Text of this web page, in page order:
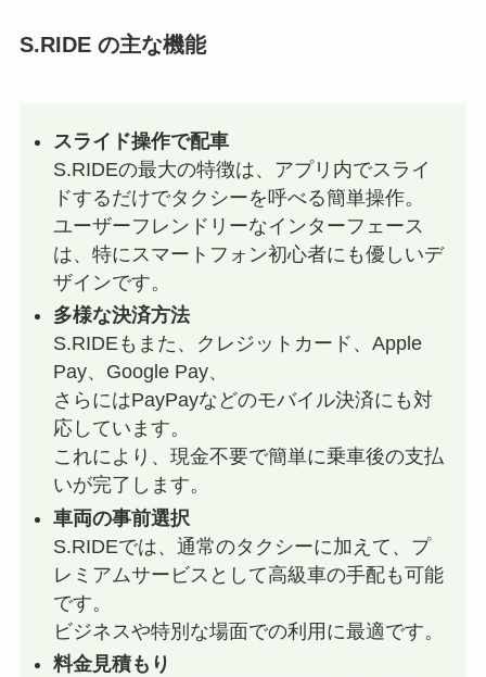
S.RIDE の主な機能
スライド操作で配車
S.RIDEの最大の特徴は、アプリ内でスライ
ドするだけでタクシーを呼べる簡単操作。
ユーザーフレンドリーなインターフェース
は、特にスマートフォン初心者にも優しいデ
ザインです。
多様な決済方法
S.RIDEもまた、クレジットカード、Apple
Pay、Google Pay、
さらにはPayPayなどのモバイル決済にも対
応しています。
これにより、現金不要で簡単に乗車後の支払
いが完了します。
車両の事前選択
S.RIDEでは、通常のタクシーに加えて、プ
レミアムサービスとして高級車の手配も可能
です。
ビジネスや特別な場面での利用に最適です。
料金見積もり